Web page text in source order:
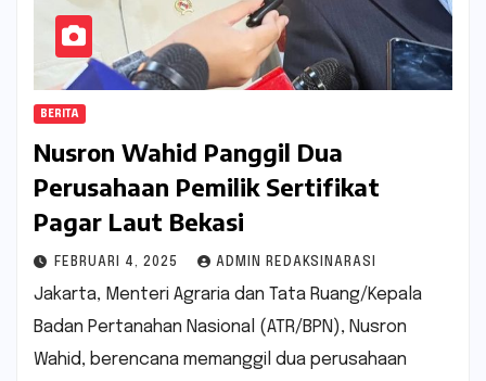
BERITA
Nusron Wahid Panggil Dua
Perusahaan Pemilik Sertifikat
Pagar Laut Bekasi
FEBRUARI 4, 2025 ADMIN REDAKSINARASI
Jakarta, Menteri Agraria dan Tata Ruang/Kepala
Badan Pertanahan Nasional (ATR/BPN), Nusron
Wahid, berencana memanggil dua perusahaan